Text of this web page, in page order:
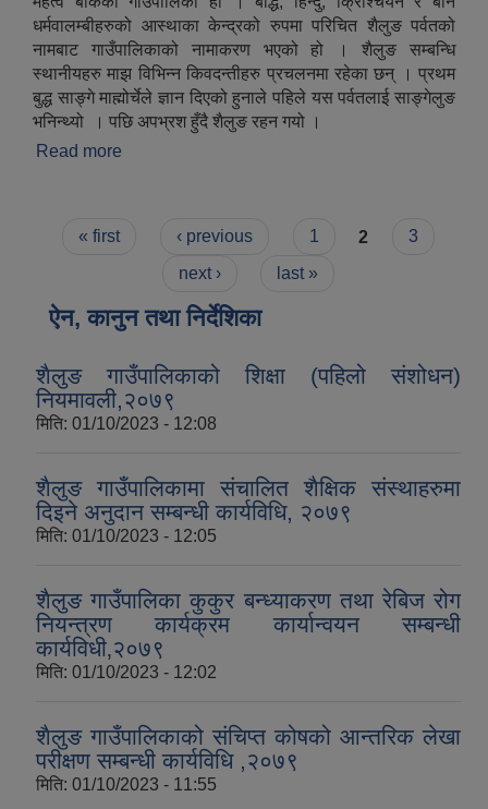
धर्मवालम्बीहरुको आस्थाका केन्द्रको रुपमा परिचित शैलुङ पर्वतको
नामबाट गाउँपालिकाको नामाकरण भएको हो । शैलुङ सम्बन्धि
स्थानीयहरु माझ विभिन्न किवदन्तीहरु प्रचलनमा रहेका छन् । प्रथम
बुद्ध साङ्गे माह्मोर्चेले ज्ञान दिएको हुनाले पहिले यस पर्वतलाई साङ्गेलुङ
भनिन्थ्यो । पछि अपभ्रश हुँदै शैलुङ रहन गयो ।
Read more
Pages
« first ‹ previous 1 2
3
next ›
last »
ऐन, कानुन तथा निर्देशिका
शैलुङ गाउँपालिकाको शिक्षा (पहिलो संशोधन)
नियमावली,२०७९
मिति: 01/10/2023 - 12:08
शैलुङ गाउँपालिकामा संचालित शैक्षिक संस्थाहरुमा
दिइने अनुदान सम्बन्धी कार्यविधि, २०७९
मिति: 01/10/2023 - 12:05
शैलुङ गाउँपालिका कुकुर बन्ध्याकरण तथा रेबिज रोग
नियन्त्रण कार्यक्रम कार्यान्वयन सम्बन्धी
कार्यविधी‚२०७९
मिति: 01/10/2023 - 12:02
शैलुङ गाउँपालिकाको संचिप्त कोषको आन्तरिक लेखा
परीक्षण सम्बन्धी कार्यविधि ,२०७९
मिति: 01/10/2023 - 11:55